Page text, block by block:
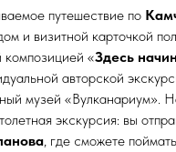
путешествие по
и визитной карточкой
композицией «Здесь
авторской
музей «Вулканариум».
экскурсия: вы
, где сможете